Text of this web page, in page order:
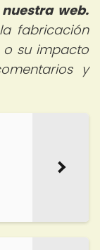
web.
fabricación
o su impacto
y